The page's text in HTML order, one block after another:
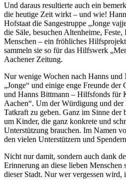
Und daraus resultierte auch ein
die heutige Zeit wirkt – und wie!
Hofstaat die Sangestruppe „Jonge
die Säle, besuchen Altenheime,
Menschen – ein fröhliches
sammeln sie so für das Hilfswerk
Aachener Zeitung.
Nur wenige Wochen nach Hanns und
„Jonge“ und einige enge Freunde der
und Hanns Bittmann – Hilfsfonds für
Aachen“. Um der Würdigung und
Tatkraft zu geben. Ganz im Sinne der
um Kinder, die ganz konkrete und
Unterstützung brauchen. Im Namen
den vielen Unterstützern und
Nicht nur damit, sondern auch dank
Erinnerung an diese lieben Menschen
dieser Stadt. Nur wer vergessen wird,